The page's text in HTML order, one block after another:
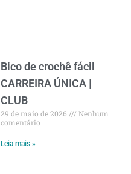
Bico de crochê fácil
CARREIRA ÚNICA |
CLUB
29 de maio de 2026
Nenhum
comentário
Leia mais »